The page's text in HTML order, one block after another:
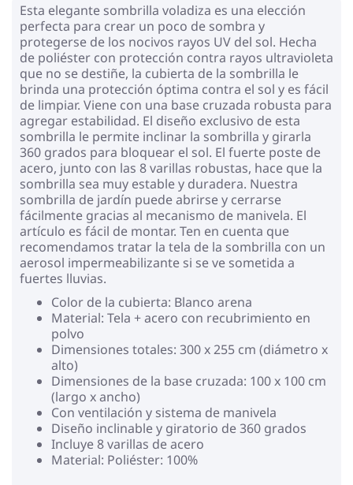
Esta elegante sombrilla voladiza es una elección
perfecta para crear un poco de sombra y
protegerse de los nocivos rayos UV del sol. Hecha
de poliéster con protección contra rayos ultravioleta
que no se destiñe, la cubierta de la sombrilla le
brinda una protección óptima contra el sol y es fácil
de limpiar. Viene con una base cruzada robusta para
agregar estabilidad. El diseño exclusivo de esta
sombrilla le permite inclinar la sombrilla y girarla
360 grados para bloquear el sol. El fuerte poste de
acero, junto con las 8 varillas robustas, hace que la
sombrilla sea muy estable y duradera. Nuestra
sombrilla de jardín puede abrirse y cerrarse
fácilmente gracias al mecanismo de manivela. El
artículo es fácil de montar. Ten en cuenta que
recomendamos tratar la tela de la sombrilla con un
aerosol impermeabilizante si se ve sometida a
fuertes lluvias.
Color de la cubierta: Blanco arena
Material: Tela + acero con recubrimiento en
polvo
Dimensiones totales: 300 x 255 cm (diámetro x
alto)
Dimensiones de la base cruzada: 100 x 100 cm
(largo x ancho)
Con ventilación y sistema de manivela
Diseño inclinable y giratorio de 360 grados
Incluye 8 varillas de acero
Material: Poliéster: 100%